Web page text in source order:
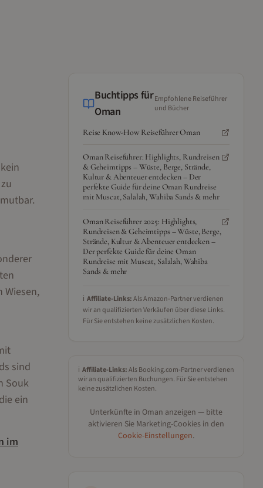
Wiesen,
sind
Souk
ein
im
Buchtipps für
Oman
Empfohlene Reiseführer
und Bücher
Reise Know-How Reiseführer Oman
Oman Reiseführer: Highlights, Rundreisen
& Geheimtipps – Wüste, Berge, Strände,
Kultur & Abenteuer entdecken – Der
perfekte Guide für deine Oman Rundreise
mit Muscat, Salalah, Wahiba Sands & mehr
Oman Reiseführer 2025: Highlights,
Rundreisen & Geheimtipps – Wüste, Berge,
Strände, Kultur & Abenteuer entdecken –
Der perfekte Guide für deine Oman
Rundreise mit Muscat, Salalah, Wahiba
Sands & mehr
ℹ️ Affiliate-Links:Als Amazon-Partner verdienen
wir an qualifizierten Verkäufen über diese Links.
Für Sie entstehen keine zusätzlichen Kosten.
ℹ️ Affiliate-Links:Als Booking.com-Partner verdienen
wir an qualifizierten Buchungen. Für Sie entstehen
keine zusätzlichen Kosten.
Unterkünfte in Oman anzeigen — bitte
aktivieren Sie Marketing-Cookies in den
Cookie-Einstellungen.